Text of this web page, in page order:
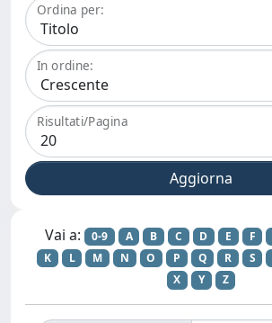
Ordina per:
In ordine:
Risultati/Pagina
Vai a: 0-9 A B C D E F
K
L M N O P Q R S
X
Y Z